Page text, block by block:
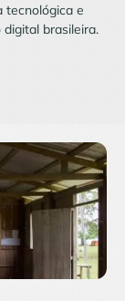
tecnológica e
brasileira.